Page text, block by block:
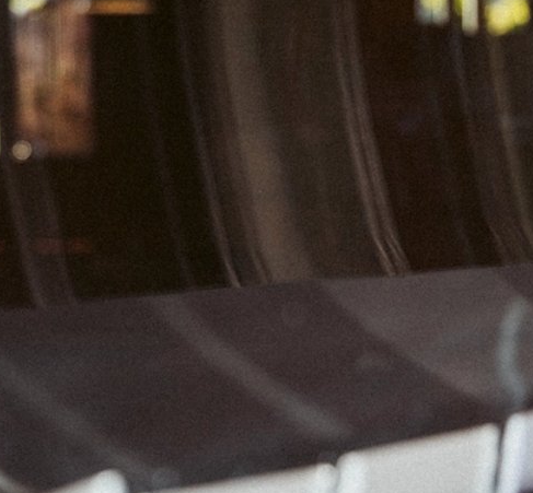
05 07
12 13 14
20
26 27 28